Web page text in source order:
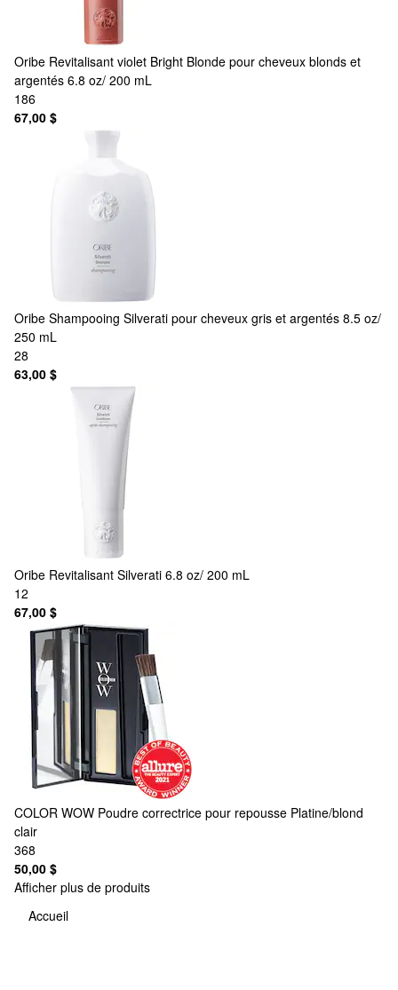
Oribe Revitalisant violet Bright Blonde pour cheveux blonds et
argentés 6.8 oz/ 200 mL
186
67,00 $
Oribe Shampooing Silverati pour cheveux gris et argentés 8.5 oz/
250 mL
28
63,00 $
Oribe Revitalisant Silverati 6.8 oz/ 200 mL
12
67,00 $
COLOR WOW Poudre correctrice pour repousse Platine/blond
clair
368
50,00 $
Afficher plus de produits
Accueil